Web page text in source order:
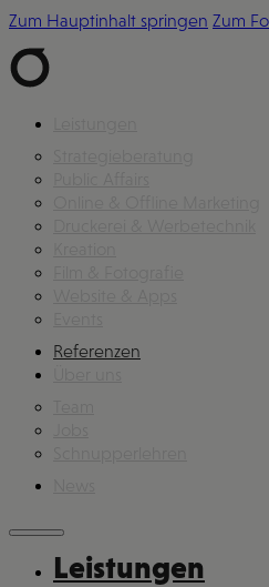
Zum Hauptinhalt springen Zum
Referenzen
Leistungen